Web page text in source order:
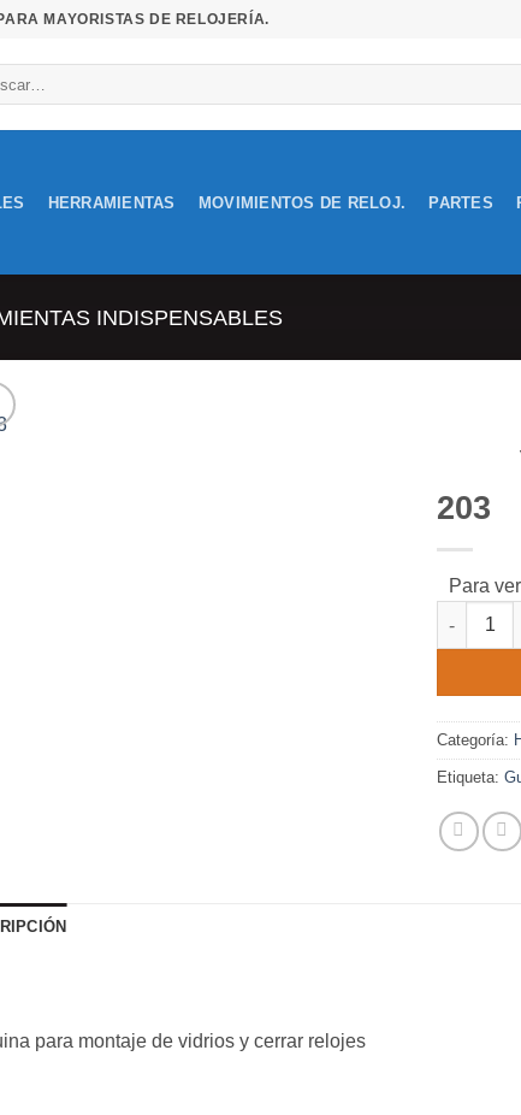
MAYORISTAS DE RELOJERÍA.
HERRAMIENTAS MOVIMIENTOS DE RELOJ. PARTES
INDISPENSABLES
203
Para
203
Categoría:
Etiqueta:
para montaje de vidrios y cerrar relojes